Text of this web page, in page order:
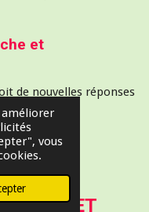
améliorer
vous
et
de nouvelles réponses
ET